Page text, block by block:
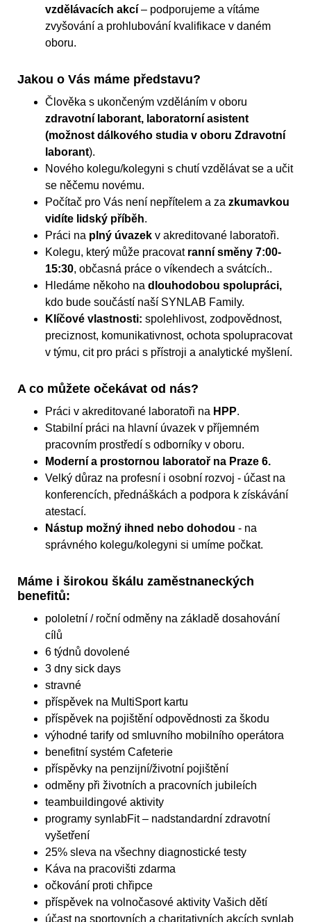
vzdělávacích akcí – podporujeme a vítáme
zvyšování a prohlubování kvalifikace v daném
oboru.
Jakou o Vás máme představu?
Člověka s ukončeným vzděláním v oboru
zdravotní laborant, laboratorní asistent
(možnost dálkového studia v oboru Zdravotní
laborant).
Nového kolegu/kolegyni s chutí vzdělávat se a učit
se něčemu novému.
Počítač pro Vás není nepřítelem a za zkumavkou
vidíte lidský příběh.
Práci na plný úvazek v akreditované laboratoři.
Kolegu, který může pracovat ranní směny 7:00-
15:30, občasná práce o víkendech a svátcích..
Hledáme někoho na dlouhodobou spolupráci,
kdo bude součástí naší SYNLAB Family.
Klíčové vlastnosti: spolehlivost, zodpovědnost,
preciznost, komunikativnost, ochota spolupracovat
v týmu, cit pro práci s přístroji a analytické myšlení.
A co můžete očekávat od nás?
Práci v akreditované laboratoři na HPP.
Stabilní práci na hlavní úvazek v příjemném
pracovním prostředí s odborníky v oboru.
Moderní a prostornou laboratoř na Praze 6.
Velký důraz na profesní i osobní rozvoj - účast na
konferencích, přednáškách a podpora k získávání
atestací.
Nástup možný ihned nebo dohodou - na
správného kolegu/kolegyni si umíme počkat.
Máme i širokou škálu zaměstnaneckých
benefitů:
pololetní / roční odměny na základě dosahování
cílů
6 týdnů dovolené
3 dny sick days
stravné
příspěvek na MultiSport kartu
příspěvek na pojištění odpovědnosti za škodu
výhodné tarify od smluvního mobilního operátora
benefitní systém Cafeterie
příspěvky na penzijní/životní pojištění
odměny při životních a pracovních jubileích
teambuildingové aktivity
programy synlabFit – nadstandardní zdravotní
vyšetření
25% sleva na všechny diagnostické testy
Káva na pracovišti zdarma
očkování proti chřipce
příspěvek na volnočasové aktivity Vašich dětí
účast na sportovních a charitativních akcích synlab